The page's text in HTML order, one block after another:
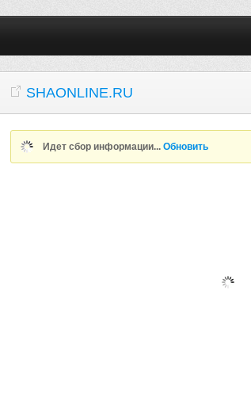
SHAONLINE.RU
Идет сбор информации...Обновить